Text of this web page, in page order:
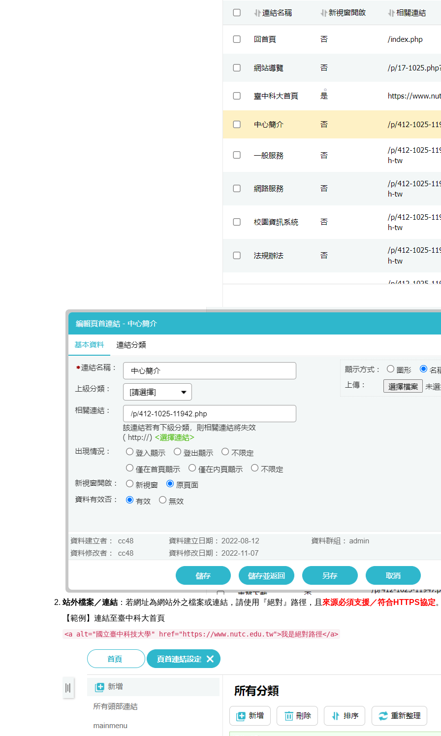
站外檔案／連結 ：若網址為網站外之檔案或連結，請使用『絕對』路徑，且 來源必須支援／符合HTTPS協定
【範例】連結至臺中科大首頁
<a alt="國立臺中科技大學" href="https://www.nutc.edu.tw">我是絕對路徑</a>